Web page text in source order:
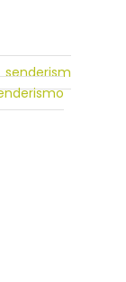
senderism